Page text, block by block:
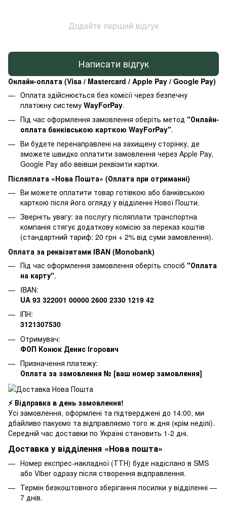
Додайте перший відгук
Написати відгук
Онлайн-оплата (Visa / Mastercard / Apple Pay / Google Pay)
Оплата здійснюється без комісії через безпечну
платіжну систему WayForPay.
Під час оформлення замовлення оберіть метод "Онлайн-
оплата банківською карткою WayForPay".
Ви будете перенаправлені на захищену сторінку, де
зможете швидко оплатити замовлення через Apple Pay,
Google Pay або ввівши реквізити картки.
Післяплата «Нова Пошта» (Оплата при отриманні)
Ви можете оплатити товар готівкою або банківською
карткою після його огляду у відділенні Нової Пошти.
Зверніть увагу: за послугу післяплати транспортна
компанія стягує додаткову комісію за переказ коштів
(стандартний тариф: 20 грн + 2% від суми замовлення).
Оплата за реквізитами IBAN (Monobank)
Під час оформлення замовлення оберіть спосіб "Оплата
на карту".
IBAN:
UA 93 322001 00000 2600 2330 1219 42
ІПН:
3121307530
Отримувач:
ФОП Конюк Денис Ігорович
Призначення платежу:
Оплата за замовлення № [ваш номер замовлення]
⚡ Відправка в день замовлення!
Усі замовлення, оформлені та підтверджені до 14:00, ми
дбайливо пакуємо та відправляємо того ж дня (крім неділі).
Середній час доставки по Україні становить 1-2 дні.
Доставка у відділення «Нова пошта»
Номер експрес-накладної (ТТН) буде надіслано в SMS
або Viber одразу після створення відправлення.
Термін безкоштовного зберігання посилки у відділенні —
7 днів.